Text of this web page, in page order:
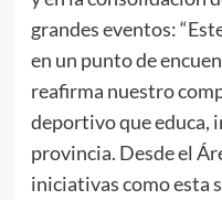
grandes eventos:
en un punto de
reafirma nuestro
deportivo que educa,
provincia. Desde el
iniciativas como esta